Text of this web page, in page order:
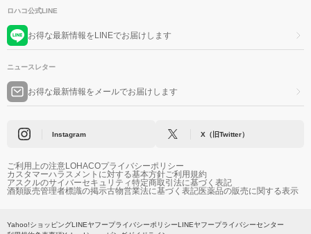
ロハコ公式LINE
お得な最新情報をLINEでお届けします
ニュースレター
お得な最新情報をメールでお届けします
Instagram X（旧Twitter）
ご利用上の注意LOHACOプライバシーポリシー
カスタマーハラスメントに対する基本方針ご利用規約
アスクルのサイバーセキュリティ特定商取引法に基づく表記
酒類販売管理者標識の掲示古物営業法に基づく表記医薬品の販売に関する表示
Yahoo!ショッピングLINEヤフープライバシーポリシーLINEヤフープライバシーセンター